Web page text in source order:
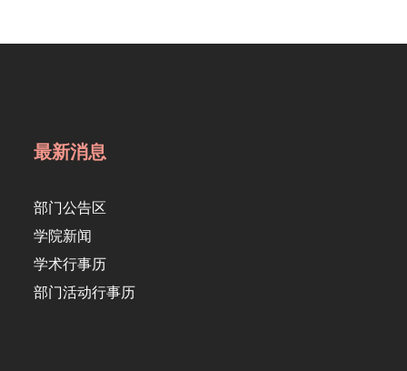
最新消息
部门公告区
学院新闻
学术行事历
部门活动行事历